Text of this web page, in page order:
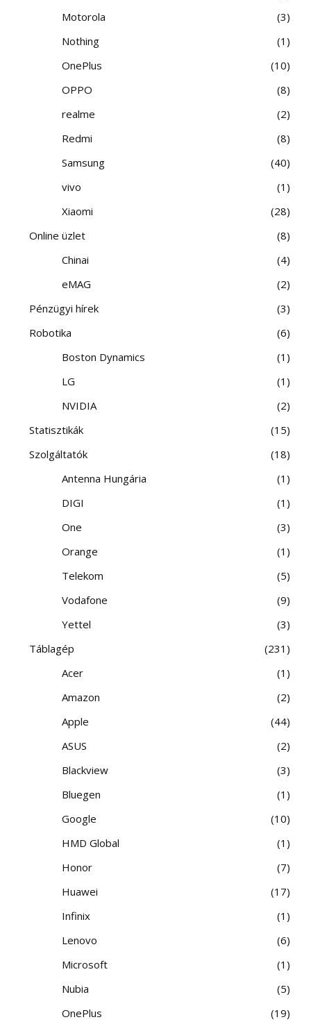
Motorola
3
Nothing
1
OnePlus
10
OPPO
8
realme
2
Redmi
8
Samsung
40
vivo
1
Xiaomi
28
Online üzlet
8
Chinai
4
eMAG
2
Pénzügyi hírek
3
Robotika
6
Boston Dynamics
1
LG
1
NVIDIA
2
Statisztikák
15
Szolgáltatók
18
Antenna Hungária
1
DIGI
1
One
3
Orange
1
Telekom
5
Vodafone
9
Yettel
3
Táblagép
231
Acer
1
Amazon
2
Apple
44
ASUS
2
Blackview
3
Bluegen
1
Google
10
HMD Global
1
Honor
7
Huawei
17
Infinix
1
Lenovo
6
Microsoft
1
Nubia
5
OnePlus
19